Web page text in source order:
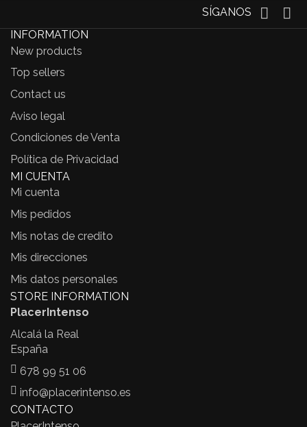
SÍGANOS
INFORMATION
New products
Top sellers
Contact us
Aviso legal
Condiciones de Venta
Política de Privacidad
MI CUENTA
Mi cuenta
Mis pedidos
Mis notas de credito
Mis direcciones
Mis datos personales
STORE INFORMATION
PlacerIntenso
Alcalá la Real
España
678 99 51 06
info@placerintenso.es
CONTACTO